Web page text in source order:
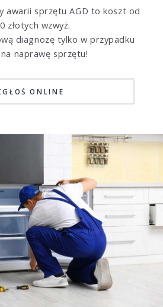
awarii sprzętu AGD to koszt od
złotych wzwyż.
diagnozę tylko w przypadku
naprawę sprzętu!
ONLINE